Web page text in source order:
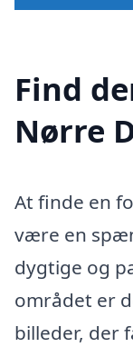
Find
Nørre
At finde en
være en
dygtige og
området er
billeder, der